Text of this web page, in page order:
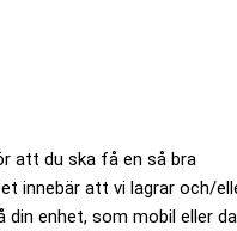
att du ska få en så bra
innebär att vi lagrar och/
enhet, som mobil eller